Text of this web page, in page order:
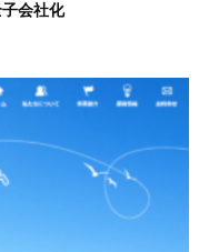
会社化